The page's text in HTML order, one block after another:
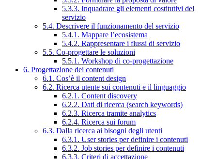
5.3.3. Inquadrare gli elementi costitutivi del
servizio
5.4. Descrivere il funzionamento del servizio
5.4.1. Mappare l’ecosistema
5.4.2. Rappresentare i flussi di servizio
5.5. Co-progettare le soluzioni
5.5.1. Workshop di co-progettazione
6. Progettazione dei contenuti
6.1. Cos’è il content design
6.2. Ricerca utente sui contenuti e il linguaggio
6.2.1. Content discovery
6.2.2. Dati di ricerca (search keywords)
6.2.3. Ricerca tramite analytics
6.2.4. Ricerca sui forum
6.3. Dalla ricerca ai bisogni degli utenti
6.3.1. User stories per definire i contenuti
6.3.2. Job stories per definire i contenuti
6.3.3. Criteri di accettazione